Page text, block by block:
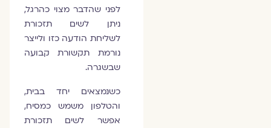
לפני שהדבר מצוי כהרגל,
ניתן לשים תזכורת
לשליחת הודעה כזו ולייצר
נורמת תקשורת קבועה
שבשגרה.
כשנמצאים יחד בבית,
והטלפון משמש כמסיח,
אפשר לשים תזכורת